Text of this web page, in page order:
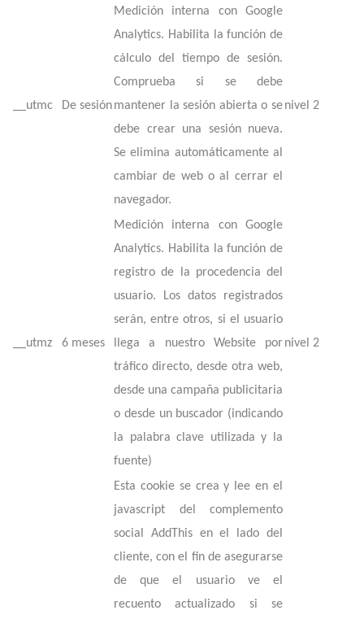
__utmc De sesión
Medición interna con Google
Analytics. Habilita la función de
cálculo del tiempo de sesión.
Comprueba si se debe
mantener la sesión abierta o se
debe crear una sesión nueva.
Se elimina automáticamente al
cambiar de web o al cerrar el
navegador.
nivel 2
__utmz 6 meses
Medición interna con Google
Analytics. Habilita la función de
registro de la procedencia del
usuario. Los datos registrados
serán, entre otros, si el usuario
llega a nuestro Website por
tráfico directo, desde otra web,
desde una campaña publicitaria
o desde un buscador (indicando
la palabra clave utilizada y la
fuente)
nivel 2
Esta cookie se crea y lee en el
javascript del complemento
social AddThis en el lado del
cliente, con el fin de asegurarse
de que el usuario ve el
recuento actualizado si se